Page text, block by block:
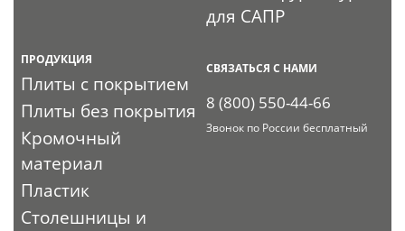
для САПР
ПРОДУКЦИЯ
Плиты с покрытием
Плиты без покрытия
Кромочный
материал
Пластик
Столешницы и
СВЯЗАТЬСЯ С НАМИ
8 (800) 550-44-66
Звонок по России бесплатный